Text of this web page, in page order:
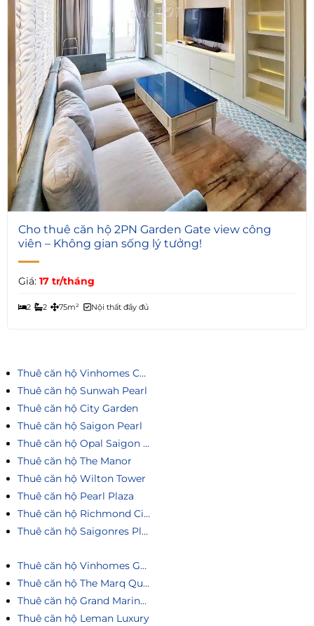
4
Cho thuê căn hộ 2PN Garden Gate view công
viên – Không gian sống lý tưởng!
Giá: 17 tr/tháng
2 2 75m² Nội thất đầy đủ
Thuê căn hộ Vinhomes Central Park
Thuê căn hộ Sunwah Pearl
Thuê căn hộ City Garden
Thuê căn hộ Saigon Pearl
Thuê căn hộ Opal Saigon Pearl
Thuê căn hộ The Manor
Thuê căn hộ Wilton Tower
Thuê căn hộ Pearl Plaza
Thuê căn hộ Richmond City
Thuê căn hộ Saigonres Plaza
Thuê căn hộ Vinhomes Golden River
Thuê căn hộ The Marq Quận 1
Thuê căn hộ Grand Marina Saigon
Thuê căn hộ Leman Luxury